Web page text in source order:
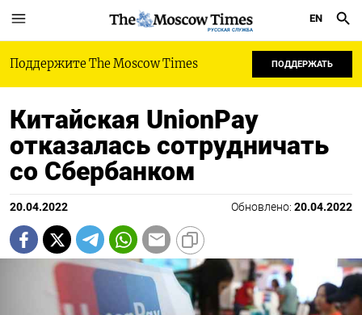
РУССКАЯ СЛУЖБА
EN
Поддержите The Moscow Times ПОДДЕРЖАТЬ
Китайская UnionPay
отказалась сотрудничать
со Сбербанком
20.04.2022 Обновлено: 20.04.2022